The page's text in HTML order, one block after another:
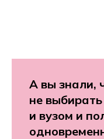
А вы знали,
не
и вузом и